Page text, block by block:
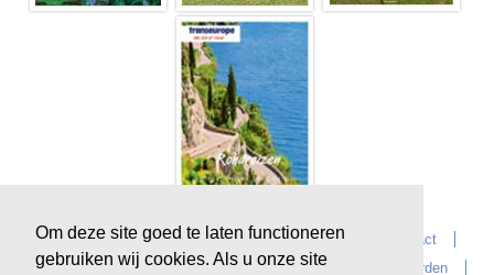
Om deze site goed te laten functioneren
gebruiken wij cookies. Als u onze site
Home Over Transeurope Vacatures
Contact
Vragen?
Reiskantoren Extras Reisvoorwaarden